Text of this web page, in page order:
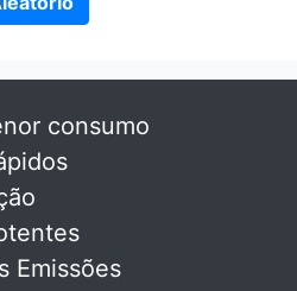
consumo
Emissões